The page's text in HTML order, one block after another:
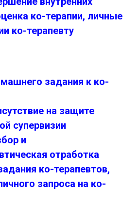
ко-терапии, личные
ко-терапевту
задания к ко-
на защите
супервизии
и
отработка
ко-терапевтов,
запроса на ко-